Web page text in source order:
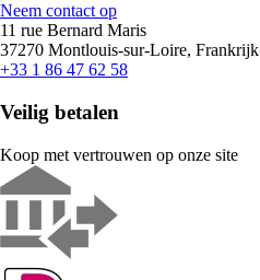
Neem contact op
11 rue Bernard Maris
37270 Montlouis-sur-Loire, Frankrijk
+33 1 86 47 62 58
Veilig betalen
Koop met vertrouwen op onze site